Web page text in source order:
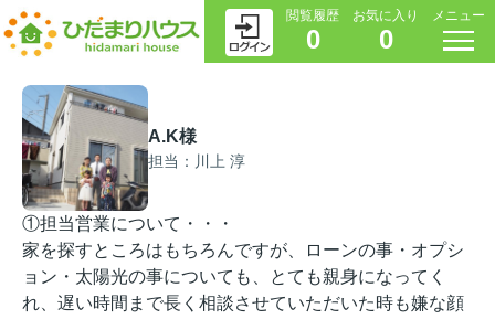
閲覧履歴
0
お気に入り
0
メニュー
A.K様
担当：川上 淳
①担当営業について・・・
家を探すところはもちろんですが、ローンの事・オプシ
ョン・太陽光の事についても、とても親身になってく
れ、遅い時間まで長く相談させていただいた時も嫌な顔